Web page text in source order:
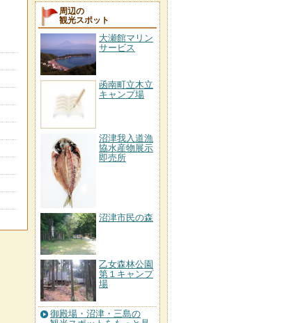
周辺の
観光スポット
大瀬館マリン
サービス
函南町立木立
キャンプ場
沼津我入道漁
協水産物展示
即売所
沼津市民の森
乙女森林公園
第１キャンプ
場
御殿場・沼津・三島の